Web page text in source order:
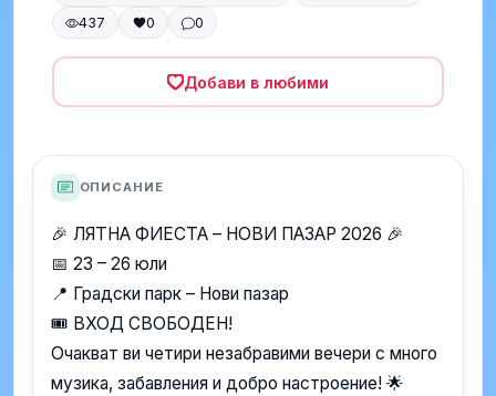
437
0 0
Добави в любими
ОПИСАНИЕ
🎉 ЛЯТНА ФИЕСТА – НОВИ ПАЗАР 2026 🎉
📅 23 – 26 юли
📍 Градски парк – Нови пазар
🎟️ ВХОД СВОБОДЕН!
Очакват ви четири незабравими вечери с много
музика, забавления и добро настроение! 🌟